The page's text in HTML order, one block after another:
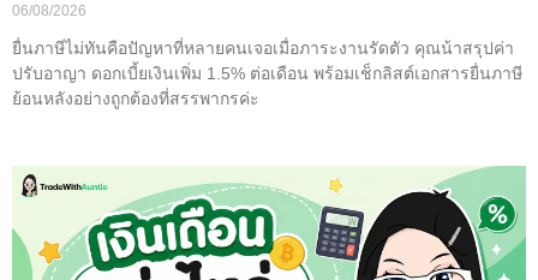
06/08/2026
ยื่นภาษีไม่ทันคือปัญหาที่หลายคนเจอเมื่อภาระงานรัดตัว คุณน้าสรุปค่า
ปรับอาญา ดอกเบี้ยเงินเพิ่ม 1.5% ต่อเดือน พร้อมเช็กลิสต์เอกสารยื่นภาษี
ย้อนหลังอย่างถูกต้องที่สรรพากรค่ะ